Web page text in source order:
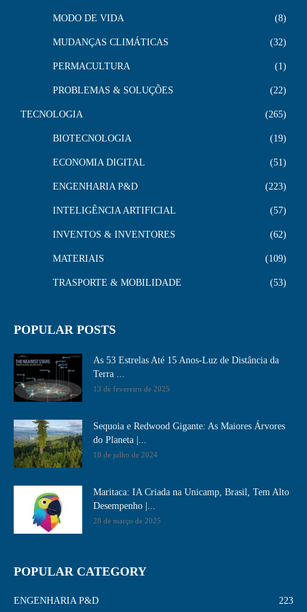
MODO DE VIDA 8
MUDANÇAS CLIMÁTICAS 32
PERMACULTURA 1
PROBLEMAS & SOLUÇÕES 22
TECNOLOGIA 265
BIOTECNOLOGIA 19
ECONOMIA DIGITAL 51
ENGENHARIA P&D 223
INTELIGÊNCIA ARTIFICIAL 57
INVENTOS & INVENTORES 62
MATERIAIS 109
TRASPORTE & MOBILIDADE 53
POPULAR POSTS
As 53 Estrelas Até 15 Anos-Luz de Distância da
Terra ...
13 de fevereiro de 2025
Sequoia e Redwood Gigante: As Maiores Árvores
do Planeta |...
18 de julho de 2024
Maritaca: IA Criada na Unicamp, Brasil, Tem Alto
Desempenho​ |...
28 de março de 2025
POPULAR CATEGORY
ENGENHARIA P&D
223